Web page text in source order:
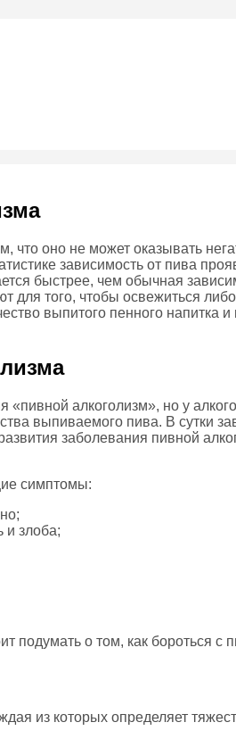
что оно не может оказывать
зависимость от пива
быстрее, чем обычная
для того, чтобы освежиться
выпитого пенного напитка
алкоголизм», но у
выпиваемого пива. В сутки
заболевания пивной
симптомы:
и злоба;
подумать о том, как бороться с
из которых определяет